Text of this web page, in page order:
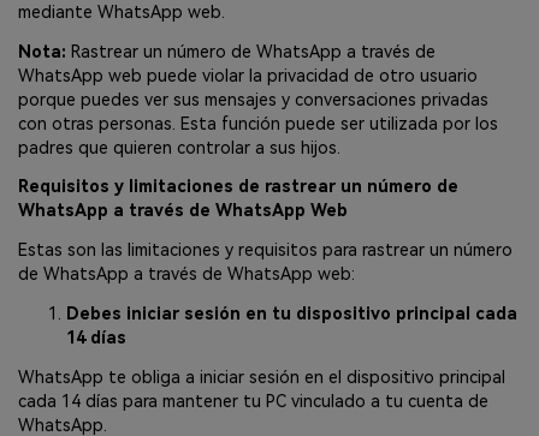
mediante WhatsApp web.
Nota: Rastrear un número de WhatsApp a través de
WhatsApp web puede violar la privacidad de otro usuario
porque puedes ver sus mensajes y conversaciones privadas
con otras personas. Esta función puede ser utilizada por los
padres que quieren controlar a sus hijos.
Requisitos y limitaciones de rastrear un número de
WhatsApp a través de WhatsApp Web
Estas son las limitaciones y requisitos para rastrear un número
de WhatsApp a través de WhatsApp web:
Debes iniciar sesión en tu dispositivo principal cada
14 días
WhatsApp te obliga a iniciar sesión en el dispositivo principal
cada 14 días para mantener tu PC vinculado a tu cuenta de
WhatsApp.